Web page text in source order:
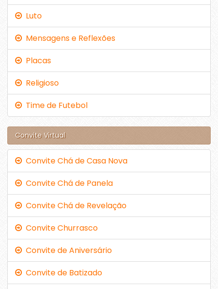
Luto
Mensagens e Reflexões
Placas
Religioso
Time de Futebol
Convite Virtual
Convite Chá de Casa Nova
Convite Chá de Panela
Convite Chá de Revelação
Convite Churrasco
Convite de Aniversário
Convite de Batizado